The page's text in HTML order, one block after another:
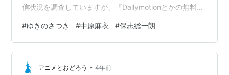
信状況を調査していますが、『Dailymotionとかの無料サ
と･･･』という方向けに、無料動画サイトのリンクも載せ
ています。動画があったとしても違法アップロードされ
た動画ばかりだと思いますが、気にしない人は無料動画
サイトでも動画を探してみてください。1.「ひぐらしのな
#ゆきのさつき #中原麻衣 #保志総一朗
アニメとおどろう • 4年前